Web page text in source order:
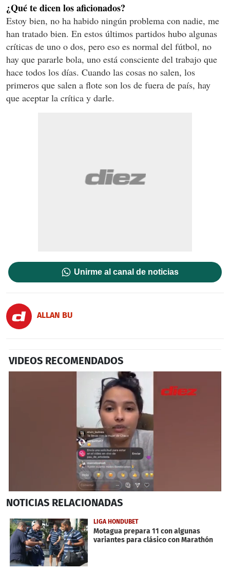
¿Qué te dicen los aficionados?
Estoy bien, no ha habido ningún problema con nadie, me
han tratado bien. En estos últimos partidos hubo algunas
críticas de uno o dos, pero eso es normal del fútbol, no
hay que pararle bola, uno está consciente del trabajo que
hace todos los días. Cuando las cosas no salen, los
primeros que salen a flote son los de fuera de país, hay
que aceptar la crítica y darle.
Unirme al canal de noticias
ALLAN BU
VIDEOS RECOMENDADOS
seconds
6
minutes,
39
seconds
NOTICIAS RELACIONADAS
LIGA HONDUBET
Motagua prepara 11 con algunas
variantes para clásico con Marathón